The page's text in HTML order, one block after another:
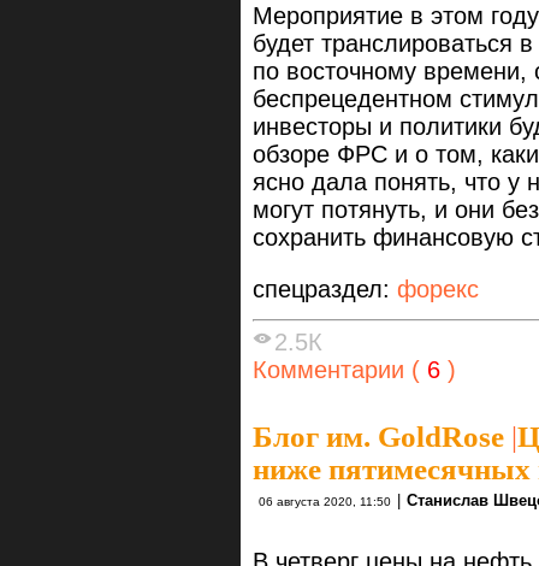
Мероприятие в этом
будет транслироваться
по восточному
беспрецедентном
инвесторы и политики
обзоре ФРС и о том,
ясно дала понять, что у
могут потянуть, и они
сохранить финансовую
спецраздел: форекс
2.5К
Комментарии ( 6 )
Блог им. GoldRose |
ниже
06 августа 2020, 11:50 Станислав